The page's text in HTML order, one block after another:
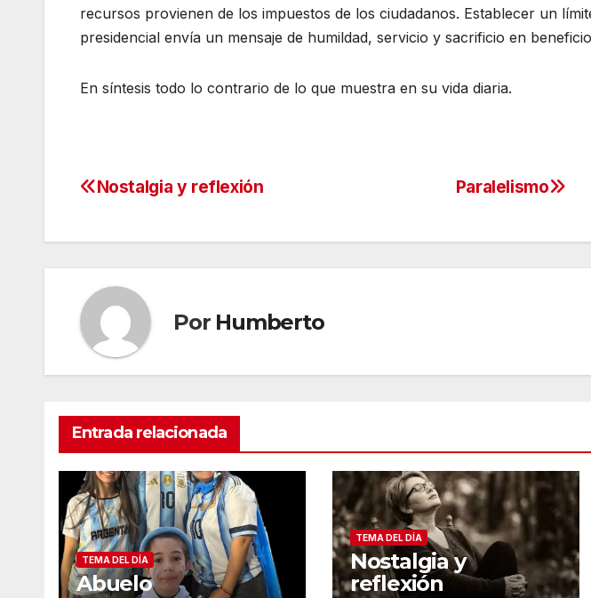
recursos provienen de los impuestos de los ciudadanos. Establecer un
presidencial envía un mensaje de humildad, servicio y sacrificio en
En síntesis todo lo contrario de lo que muestra en su vida diaria.
Navegación
Paralelismo
Nostalgia y reflexión
Por Humberto
Entrada relacionada
TEMA DEL DÍA
Abuelo
TEMA DEL DÍA
Nostalgia y
reflexión